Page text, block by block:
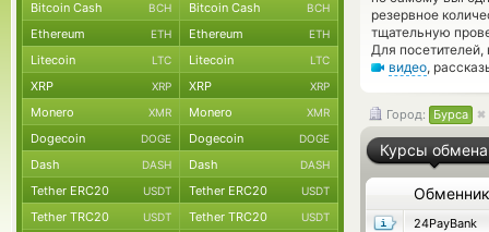
резервное
тщательную
Для
видео,
Город: Бурса
Курсы обмена
Обменник
24PayBank
Bitcoin Cash BCH Bitcoin Cash BCH
Ethereum ETH Ethereum ETH
Litecoin LTC Litecoin LTC
XRP XRP XRP XRP
Monero XMR Monero XMR
Dogecoin DOGE Dogecoin DOGE
Dash DASH Dash DASH
Tether ERC20 USDT Tether ERC20 USDT
Tether TRC20 USDT Tether TRC20 USDT